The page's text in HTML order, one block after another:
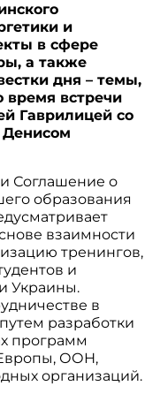
и
в сфере
а также
дня – темы,
время встречи
Гаврилицей со
Денисом
Соглашение о
образования
взаимности
тренингов,
и
Украины.
в
разработки
программ
ООН,
организаций.